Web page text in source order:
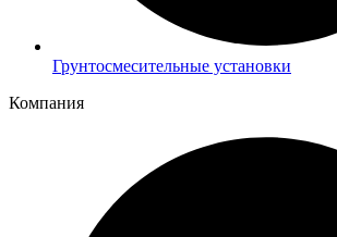
Грунтосмесительные установки
Компания